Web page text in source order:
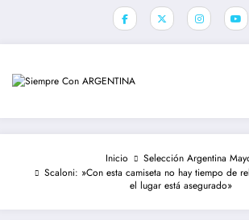
Inicio
Selección Argentina
Scaloni: »Con esta camiseta no hay tiempo de
el lugar está asegurado»